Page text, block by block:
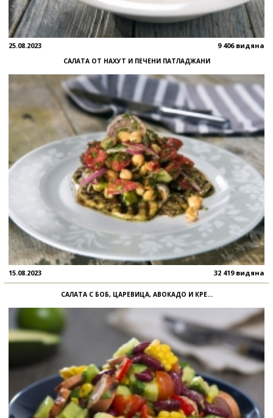
25.08.2023 9 406 видяна
САЛАТА ОТ НАХУТ И ПЕЧЕНИ ПАТЛАДЖАНИ
15.08.2023 32 419 видяна
САЛАТА С БОБ, ЦАРЕВИЦА, АВОКАДО И КРЕ...